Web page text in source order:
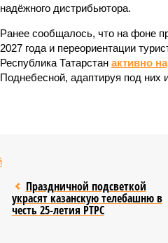
надёжного дистрибьютора.
Ранее сообщалось, что на фоне
2027 года и переориентации
Республика Татарстан активно
Поднебесной, адаптируя под них
Праздничной подсветкой
украсят казанскую телебашню в
честь 25-летия РТРС